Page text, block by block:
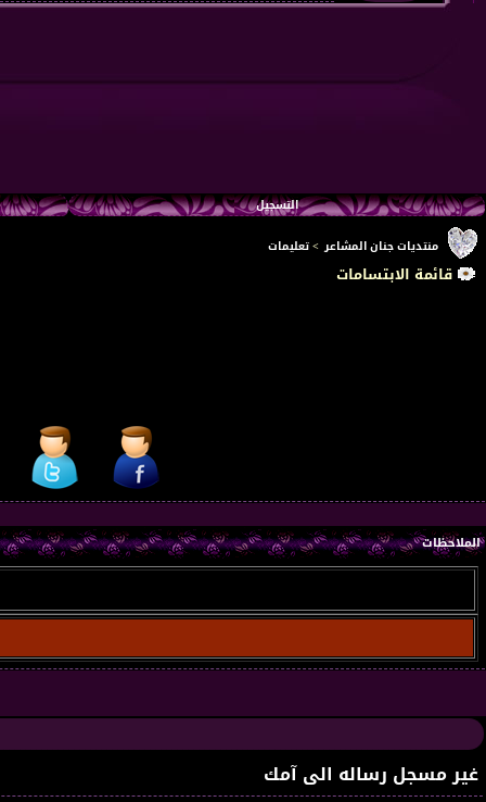
التسجيل
منتديات جنان المشاعر >تعليمات
قائمة الابتسامات
الملاحظات
غير مسجل رساله الى آمك